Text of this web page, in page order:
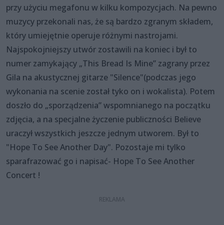
przy użyciu megafonu w kilku kompozycjach. Na pewno
muzycy przekonali nas, że są bardzo zgranym składem,
który umiejętnie operuje różnymi nastrojami.
Najspokojniejszy utwór zostawili na koniec i był to
numer zamykający „This Bread Is Mine” zagrany przez
Gila na akustycznej gitarze "Silence"(podczas jego
wykonania na scenie został tyko on i wokalista). Potem
doszło do „sporządzenia” wspomnianego na początku
zdjęcia, a na specjalne życzenie publiczności Believe
uraczył wszystkich jeszcze jednym utworem. Był to
"Hope To See Another Day". Pozostaje mi tylko
sparafrazować go i napisać- Hope To See Another
Concert !